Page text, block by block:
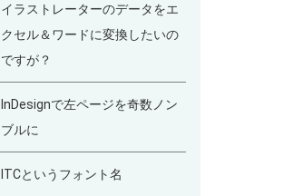
イラストレーターのデータをエ
クセル＆ワードに変換したいの
ですが？
InDesignで左ページを奇数ノン
ブルに
ITCというフォント名